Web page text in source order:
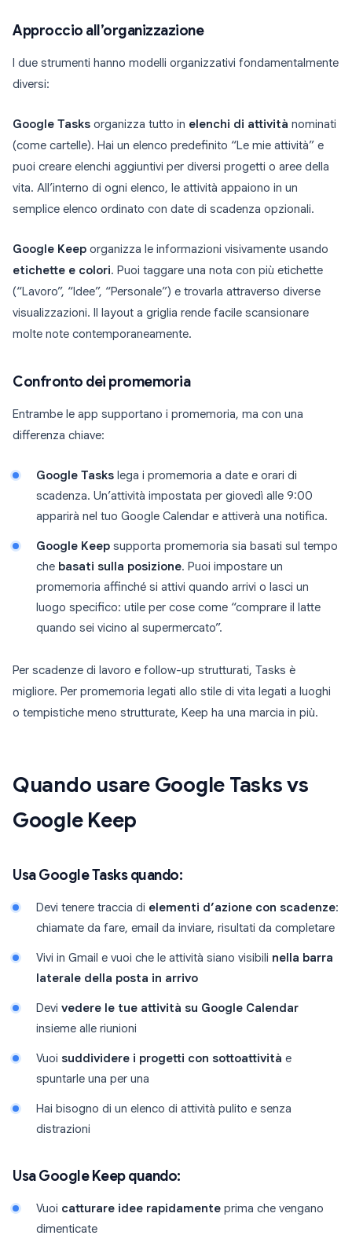
Approccio all’organizzazione
I due strumenti hanno modelli organizzativi fondamentalmente
diversi:
Google Tasks organizza tutto in elenchi di attività nominati
(come cartelle). Hai un elenco predefinito “Le mie attività” e
puoi creare elenchi aggiuntivi per diversi progetti o aree della
vita. All’interno di ogni elenco, le attività appaiono in un
semplice elenco ordinato con date di scadenza opzionali.
Google Keep organizza le informazioni visivamente usando
etichette e colori. Puoi taggare una nota con più etichette
(“Lavoro”, “Idee”, “Personale”) e trovarla attraverso diverse
visualizzazioni. Il layout a griglia rende facile scansionare
molte note contemporaneamente.
Confronto dei promemoria
Entrambe le app supportano i promemoria, ma con una
differenza chiave:
Google Tasks lega i promemoria a date e orari di
scadenza. Un’attività impostata per giovedì alle 9:00
apparirà nel tuo Google Calendar e attiverà una notifica.
Google Keep supporta promemoria sia basati sul tempo
che basati sulla posizione. Puoi impostare un
promemoria affinché si attivi quando arrivi o lasci un
luogo specifico: utile per cose come “comprare il latte
quando sei vicino al supermercato”.
Per scadenze di lavoro e follow-up strutturati, Tasks è
migliore. Per promemoria legati allo stile di vita legati a luoghi
o tempistiche meno strutturate, Keep ha una marcia in più.
Quando usare Google Tasks vs
Google Keep
Usa Google Tasks quando:
Devi tenere traccia di elementi d’azione con scadenze:
chiamate da fare, email da inviare, risultati da completare
Vivi in Gmail e vuoi che le attività siano visibili nella barra
laterale della posta in arrivo
Devi vedere le tue attività su Google Calendar
insieme alle riunioni
Vuoi suddividere i progetti con sottoattività e
spuntarle una per una
Hai bisogno di un elenco di attività pulito e senza
distrazioni
Usa Google Keep quando:
Vuoi catturare idee rapidamente prima che vengano
dimenticate